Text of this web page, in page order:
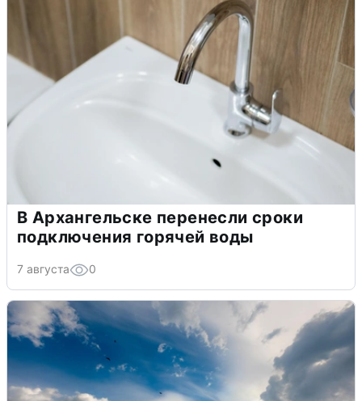
В Архангельске перенесли сроки
подключения горячей воды
7 августа 0